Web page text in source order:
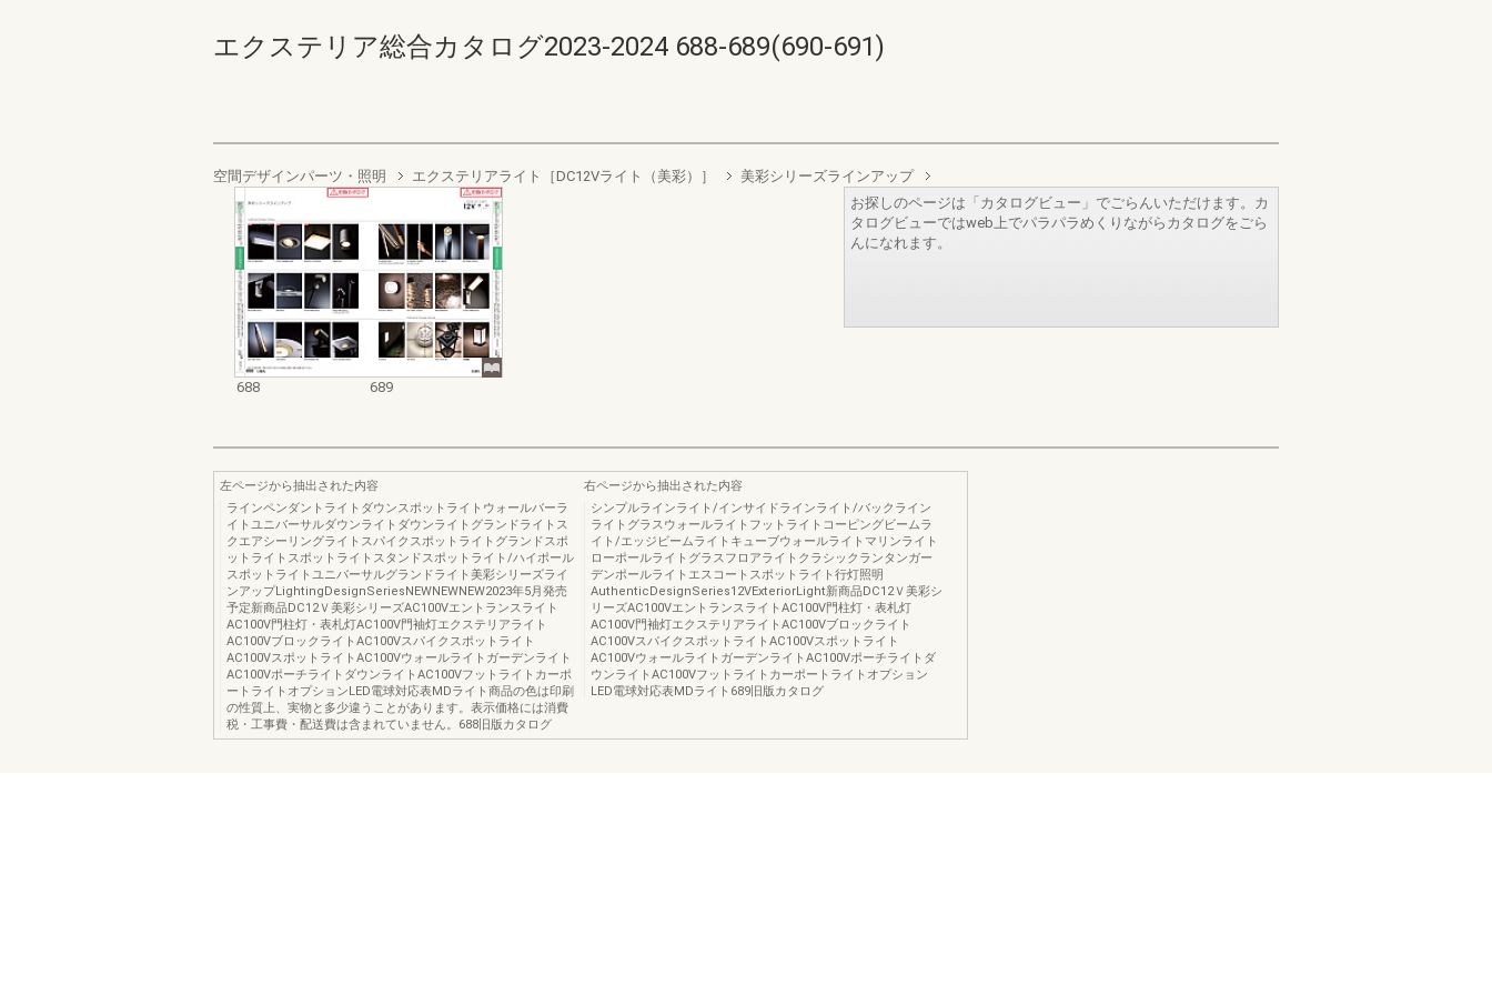
エクステリア総合カタログ2023-2024 688-689(690-691)
空間デザインパーツ・照明 エクステリアライト［DC12Vライト（美彩）］ 美彩シリーズラインアップ
688 689
お探しのページは「カタログビュー」でごらんいただけます。カ
タログビューではweb上でパラパラめくりながらカタログをごら
んになれます。
左ページから抽出された内容
ラインペンダントライトダウンスポットライトウォールバーラ
イトユニバーサルダウンライトダウンライトグランドライトス
クエアシーリングライトスパイクスポットライトグランドスポ
ットライトスポットライトスタンドスポットライト/ハイポール
スポットライトユニバーサルグランドライト美彩シリーズライ
ンアップLightingDesignSeriesNEWNEWNEW2023年5月発売
予定新商品DC12Ｖ美彩シリーズAC100Vエントランスライト
AC100V門柱灯・表札灯AC100V門袖灯エクステリアライト
AC100VブロックライトAC100Vスパイクスポットライト
AC100VスポットライトAC100Vウォールライトガーデンライト
AC100VポーチライトダウンライトAC100Vフットライトカーポ
ートライトオプションLED電球対応表MDライト商品の色は印刷
の性質上、実物と多少違うことがあります。表示価格には消費
税・工事費・配送費は含まれていません。688旧版カタログ
右ページから抽出された内容
シンプルラインライト/インサイドラインライト/バックライン
ライトグラスウォールライトフットライトコーピングビームラ
イト/エッジビームライトキューブウォールライトマリンライト
ローポールライトグラスフロアライトクラシックランタンガー
デンポールライトエスコートスポットライト行灯照明
AuthenticDesignSeries12VExteriorLight新商品DC12Ｖ美彩シ
リーズAC100VエントランスライトAC100V門柱灯・表札灯
AC100V門袖灯エクステリアライトAC100Vブロックライト
AC100VスパイクスポットライトAC100Vスポットライト
AC100VウォールライトガーデンライトAC100Vポーチライトダ
ウンライトAC100Vフットライトカーポートライトオプション
LED電球対応表MDライト689旧版カタログ